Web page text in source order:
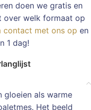
doen we gratis en
over welk formaat op
contact met ons op en
1 dag!
gloeien als warme
Het beeld